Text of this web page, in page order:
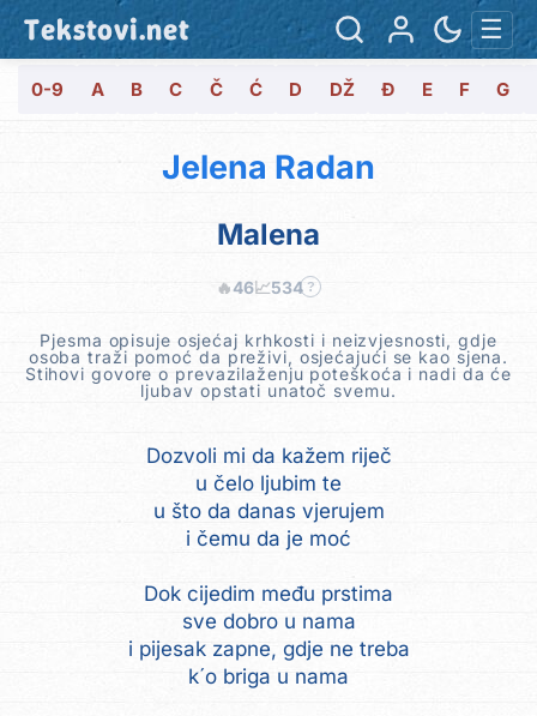
Tekstovi.net ☰
0-9 A B C Č Ć D DŽ Đ E F G
Jelena Radan
Malena
🔥46📈534 ?
Pjesma opisuje osjećaj krhkosti i neizvjesnosti, gdje
osoba traži pomoć da preživi, osjećajući se kao sjena.
Stihovi govore o prevazilaženju poteškoća i nadi da će
ljubav opstati unatoč svemu.
Dozvoli mi da kažem riječ
u čelo ljubim te
u što da danas vjerujem
i čemu da je moć
Dok cijedim među prstima
sve dobro u nama
i pijesak zapne, gdje ne treba
k´o briga u nama